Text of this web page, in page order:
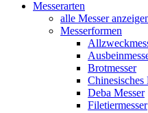
Messerarten
alle Messer
Messerformen
Brotmesser
Chinesisches
Deba Messer
Filetiermesser